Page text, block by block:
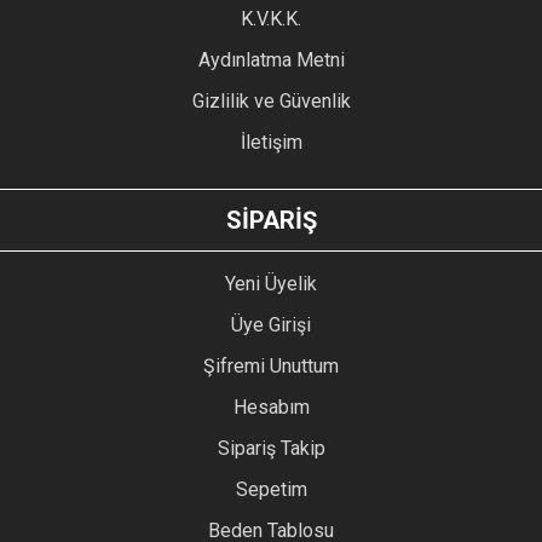
Ürün fiyatı diğer sitelerden daha pahalı.
GÖNDER
K.V.K.K.
Aydınlatma Metni
Gizlilik ve Güvenlik
İletişim
SİPARİŞ
Yeni Üyelik
Üye Girişi
Şifremi Unuttum
Hesabım
Sipariş Takip
Sepetim
Beden Tablosu